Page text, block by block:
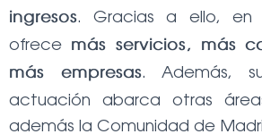
ingresos. Gracias a ello, en
ofrece
más servicios, más
más empresas. Además,
actuación abarca otras
además la Comunidad de